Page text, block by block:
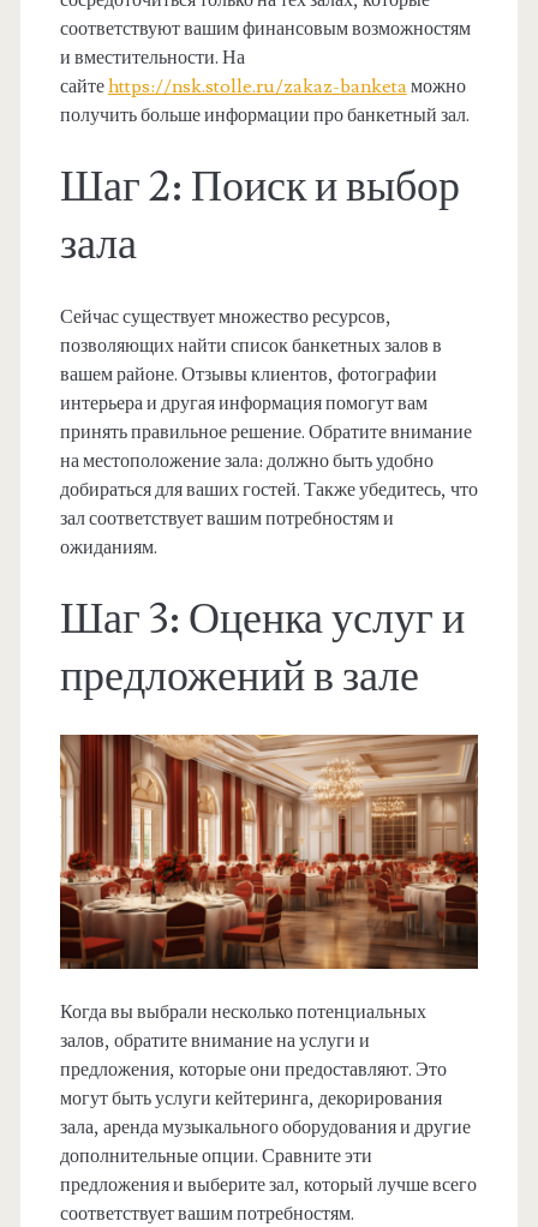
соответствуют вашим финансовым возможностям
и вместительности. На
сайтеhttps://nsk.stolle.ru/zakaz-banketaможно
получить больше информации про банкетный зал.
Шаг 2: Поиск и выбор
зала
Сейчас существует множество ресурсов,
позволяющих найти список банкетных залов в
вашем районе. Отзывы клиентов, фотографии
интерьера и другая информация помогут вам
принять правильное решение. Обратите внимание
на местоположение зала: должно быть удобно
добираться для ваших гостей. Также убедитесь, что
зал соответствует вашим потребностям и
ожиданиям.
Шаг 3: Оценка услуг и
предложений в зале
Когда вы выбрали несколько потенциальных
залов, обратите внимание на услуги и
предложения, которые они предоставляют. Это
могут быть услуги кейтеринга, декорирования
зала, аренда музыкального оборудования и другие
дополнительные опции. Сравните эти
предложения и выберите зал, который лучше всего
соответствует вашим потребностям.